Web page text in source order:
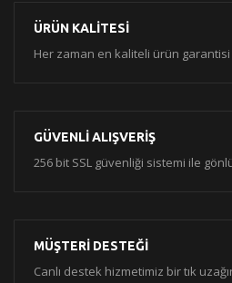
ÜRÜN KALİTESİ
Her zaman en kaliteli ürün
GÜVENLİ ALIŞVERİŞ
256 bit SSL güvenliği sistemi ile
MÜŞTERİ DESTEĞİ
Canlı destek hizmetimiz bir tık